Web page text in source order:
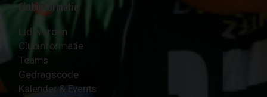
Clubinformatie
Lid worden
Clubinformatie
Teams
Gedragscode
Kalender & Events